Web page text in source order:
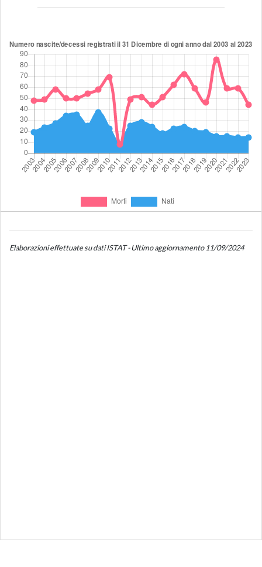
Elaborazioni effettuate su dati ISTAT - Ultimo aggiornamento 11/09/2024